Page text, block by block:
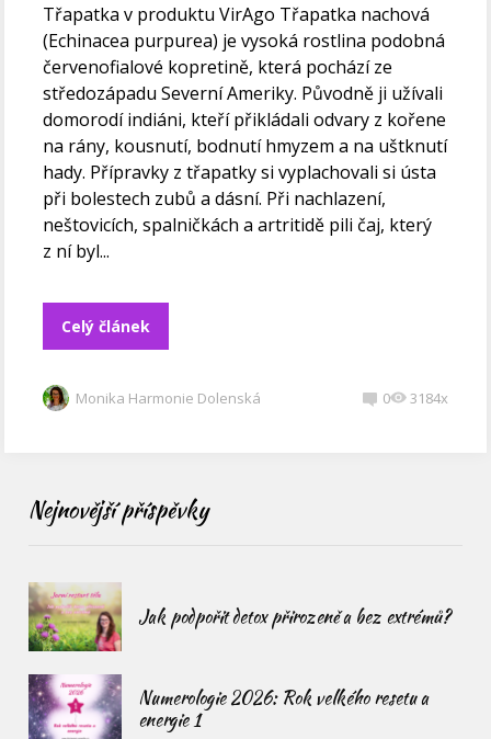
Třapatka v produktu VirAgo Třapatka nachová
(Echinacea purpurea) je vysoká rostlina podobná
červenofialové kopretině, která pochází ze
středozápadu Severní Ameriky. Původně ji užívali
domorodí indiáni, kteří přikládali odvary z kořene
na rány, kousnutí, bodnutí hmyzem a na uštknutí
hady. Přípravky z třapatky si vyplachovali si ústa
při bolestech zubů a dásní. Při nachlazení,
neštovicích, spalničkách a artritidě pili čaj, který
z ní byl...
Celý článek
Monika Harmonie Dolenská 0 3184x
Nejnovější příspěvky
Jak podpořit detox přirozeně a bez extrémů?
Numerologie 2026: Rok velkého resetu a
energie 1